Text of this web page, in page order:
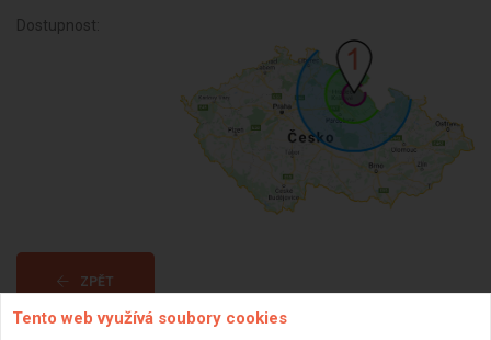
Dostupnost:
ZPĚT
Tento web využívá soubory cookies